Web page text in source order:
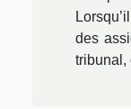
des
tribunal,